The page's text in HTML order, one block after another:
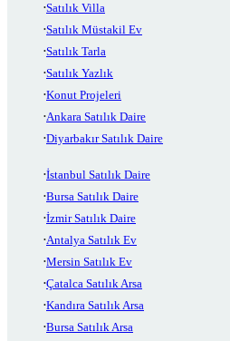
Satılık Villa
Satılık Müstakil Ev
Satılık Tarla
Satılık Yazlık
Konut Projeleri
Ankara Satılık Daire
Diyarbakır Satılık Daire
İstanbul Satılık Daire
Bursa Satılık Daire
İzmir Satılık Daire
Antalya Satılık Ev
Mersin Satılık Ev
Çatalca Satılık Arsa
Kandıra Satılık Arsa
Bursa Satılık Arsa